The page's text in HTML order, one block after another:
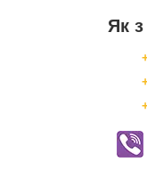
Як